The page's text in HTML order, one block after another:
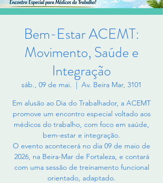
Bem-Estar ACEMT:
Movimento, Saúde e
Integração
sáb., 09 de mai.
  |
Av. Beira Mar, 3101
Em alusão ao Dia do Trabalhador, a ACEMT
promove um encontro especial voltado aos
médicos do trabalho, com foco em saúde,
bem-estar e integração.
O evento acontecerá no dia 09 de maio de
2026, na Beira-Mar de Fortaleza, e contará
com uma sessão de treinamento funcional
orientado, adaptado.